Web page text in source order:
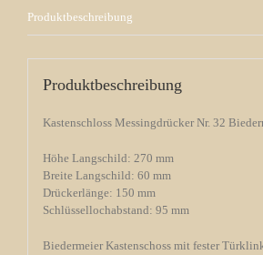
Produktbeschreibung
Produktbeschreibung
Kastenschloss Messingdrücker Nr. 32
Höhe Langschild: 270 mm
Breite Langschild: 60 mm
Drückerlänge: 150 mm
Schlüssellochabstand: 95 mm
Biedermeier Kastenschoss mit fester